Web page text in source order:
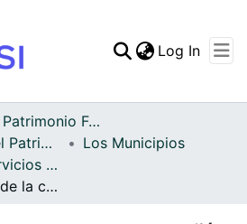
Statistics
Log In
Archivo del Patrimonio Fotográfico y Fílmico del Valle del Cauca
Fondo Archivo del Patrimonio Fotográfico y Fílmico del Valle del Cauca
Los Municipios
APFFVC - Los Servicios Públicos - Patrimonial
La segunda sede de la compañía de luz y fuerza eléctrica que existió en la ciudad